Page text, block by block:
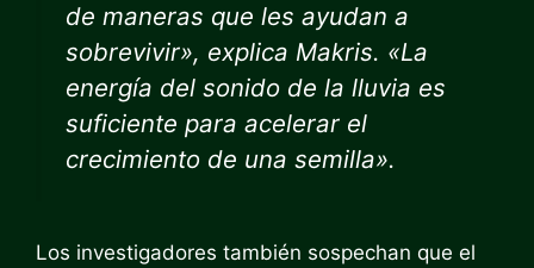
de maneras que les ayudan a
sobrevivir», explica Makris. «La
energía del sonido de la lluvia es
suficiente para acelerar el
crecimiento de una semilla».
Los investigadores también sospechan que el